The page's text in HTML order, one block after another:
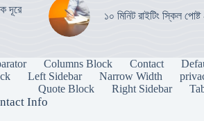
দূরে
১০ মিনিট রাইটিং স্কিল
Columns Block Contact
Left Sidebar Narrow Width
Quote Block
Right Sidebar
Info